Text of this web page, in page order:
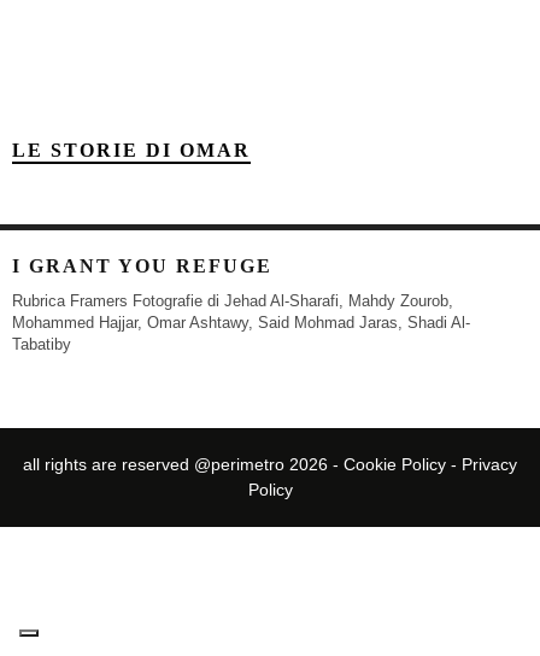
LE STORIE DI OMAR
I GRANT YOU REFUGE
Rubrica Framers Fotografie di Jehad Al-Sharafi, Mahdy Zourob,
Mohammed Hajjar, Omar Ashtawy, Said Mohmad Jaras, Shadi Al-
Tabatiby
all rights are reserved @perimetro 2026 - Cookie Policy - Privacy
Policy